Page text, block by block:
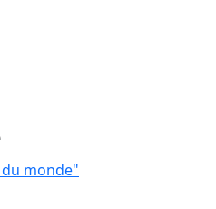
monde"